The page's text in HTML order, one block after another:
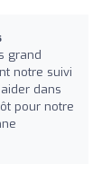
grand
notre suivi
dans
pour notre